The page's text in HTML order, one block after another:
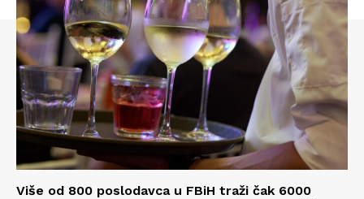
Info
O nama
Kontakt
Impressum
Više od 800 poslodavca u FBiH traži čak 6000